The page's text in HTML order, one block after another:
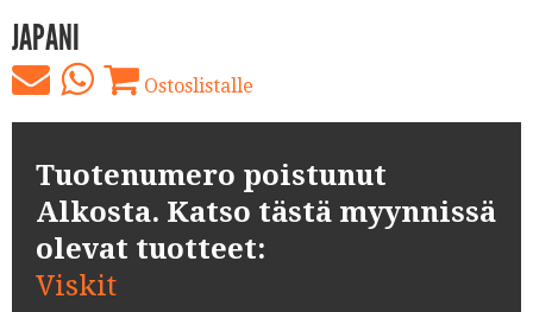
JAPANI
Ostoslistalle
Tuotenumero poistunut
Alkosta. Katso tästä myynnissä
olevat tuotteet:
Viskit